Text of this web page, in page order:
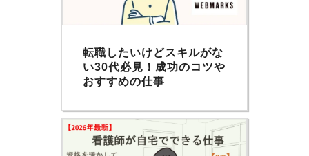
転職したいけどスキルがな
い30代必見！成功のコツや
おすすめの仕事